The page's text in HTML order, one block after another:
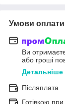
Умови оплати
Ви
або гроші
Детальніше
Післяплата
Готівкою